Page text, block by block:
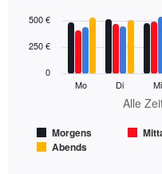
to
chart
series.
has
graphic.
Alle
Morgens
Abends
Mo Di Mi
0
250 €
500 €
End